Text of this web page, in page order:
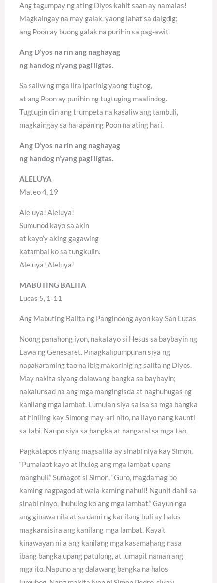
Ang tagumpay ng ating Diyos kahit saan ay namalas!
Magkaingay na may galak, yaong lahat sa daigdig;
ang Poon ay buong galak na purihin sa pag-awit!
Ang D’yos na rin ang naghayag
ng handog n’yang pagliligtas.
Sa saliw ng mga lira iparinig yaong tugtog,
at ang Poon ay purihin ng tugtuging maalindog.
Tugtugin din ang trumpeta na kasaliw ang tambuli,
magkaingay sa harapan ng Poon na ating hari.
Ang D’yos na rin ang naghayag
ng handog n’yang pagliligtas.
ALELUYA
Mateo 4, 19
Aleluya! Aleluya!
Sumunod kayo sa akin
at kayo’y aking gagawing
katambal ko sa tungkulin.
Aleluya! Aleluya!
MABUTING BALITA
Lucas 5, 1-11
Ang Mabuting Balita ng Panginoong ayon kay San Lucas
Noong panahong iyon, nakatayo si Hesus sa baybayin ng
Lawa ng Genesaret. Pinagkalipumpunan siya ng
napakaraming tao na ibig makarinig ng salita ng Diyos.
May nakita siyang dalawang bangka sa baybayin;
nakalunsad na ang mga mangingisda at naghuhugas ng
kanilang mga lambat. Lumulan siya sa isa sa mga bangka
at hiniling kay Simong may-ari nito, na ilayo nang kaunti
sa tabi. Naupo siya sa bangka at nangaral sa mga tao.
Pagkatapos niyang magsalita ay sinabi niya kay Simon,
“Pumalaot kayo at ihulog ang mga lambat upang
manghuli.” Sumagot si Simon, “Guro, magdamag po
kaming nagpagod at wala kaming nahuli! Ngunit dahil sa
sinabi ninyo, ihuhulog ko ang mga lambat.” Gayun nga
ang ginawa nila at sa dami ng kanilang huli ay halos
magkansisira ang kanilang mga lambat. Kaya’t
kinawayan nila ang kanilang mga kasamahang nasa
ibang bangka upang patulong, at lumapit naman ang
mga ito. Napuno ang dalawang bangka na halos